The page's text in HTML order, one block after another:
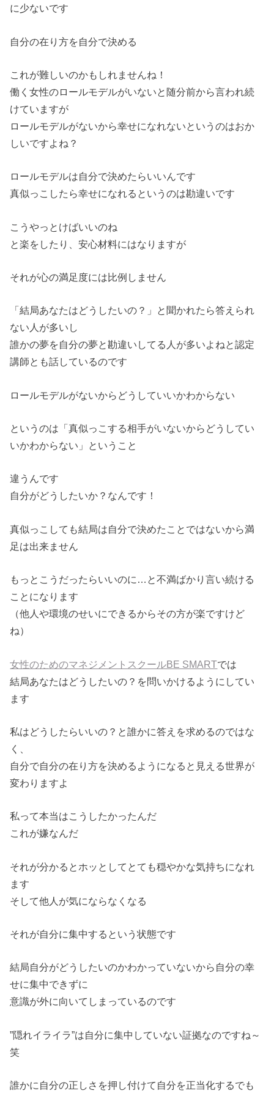
に少ないです
自分の在り方を自分で決める
これが難しいのかもしれませんね！
働く女性のロールモデルがいないと随分前から言われ続
けていますが
ロールモデルがないから幸せになれないというのはおか
しいですよね？
ロールモデルは自分で決めたらいいんです
真似っこしたら幸せになれるというのは勘違いです
こうやっとけばいいのね
と楽をしたり、安心材料にはなりますが
それが心の満足度には比例しません
「結局あなたはどうしたいの？」と聞かれたら答えられ
ない人が多いし
誰かの夢を自分の夢と勘違いしてる人が多いよねと認定
講師とも話しているのです
ロールモデルがないからどうしていいかわからない
というのは「真似っこする相手がいないからどうしてい
いかわからない」ということ
違うんです
自分がどうしたいか？なんです！
真似っこしても結局は自分で決めたことではないから満
足は出来ません
もっとこうだったらいいのに…と不満ばかり言い続ける
ことになります
（他人や環境のせいにできるからその方が楽ですけど
ね）
女性のためのマネジメントスクールBE SMARTでは
結局あなたはどうしたいの？を問いかけるようにしてい
ます
私はどうしたらいいの？と誰かに答えを求めるのではな
く、
自分で自分の在り方を決めるようになると見える世界が
変わりますよ
私って本当はこうしたかったんだ
これが嫌なんだ
それが分かるとホッとしてとても穏やかな気持ちになれ
ます
そして他人が気にならなくなる
それが自分に集中するという状態です
結局自分がどうしたいのかわかっていないから自分の幸
せに集中できずに
意識が外に向いてしまっているのです
”隠れイライラ”は自分に集中していない証拠なのですね～
笑
誰かに自分の正しさを押し付けて自分を正当化するでも